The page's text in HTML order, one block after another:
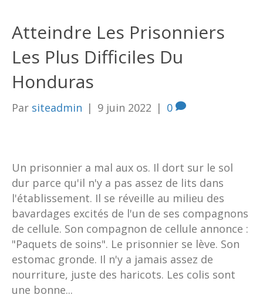
Atteindre Les Prisonniers
Les Plus Difficiles Du
Honduras
Par siteadmin | 9 juin 2022 | 0
Un prisonnier a mal aux os. Il dort sur le sol
dur parce qu'il n'y a pas assez de lits dans
l'établissement. Il se réveille au milieu des
bavardages excités de l'un de ses compagnons
de cellule. Son compagnon de cellule annonce :
"Paquets de soins". Le prisonnier se lève. Son
estomac gronde. Il n'y a jamais assez de
nourriture, juste des haricots. Les colis sont
une bonne...